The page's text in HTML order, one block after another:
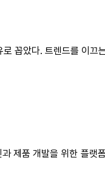
꼽았다. 트렌드를 이끄
제품 개발을 위한 플랫